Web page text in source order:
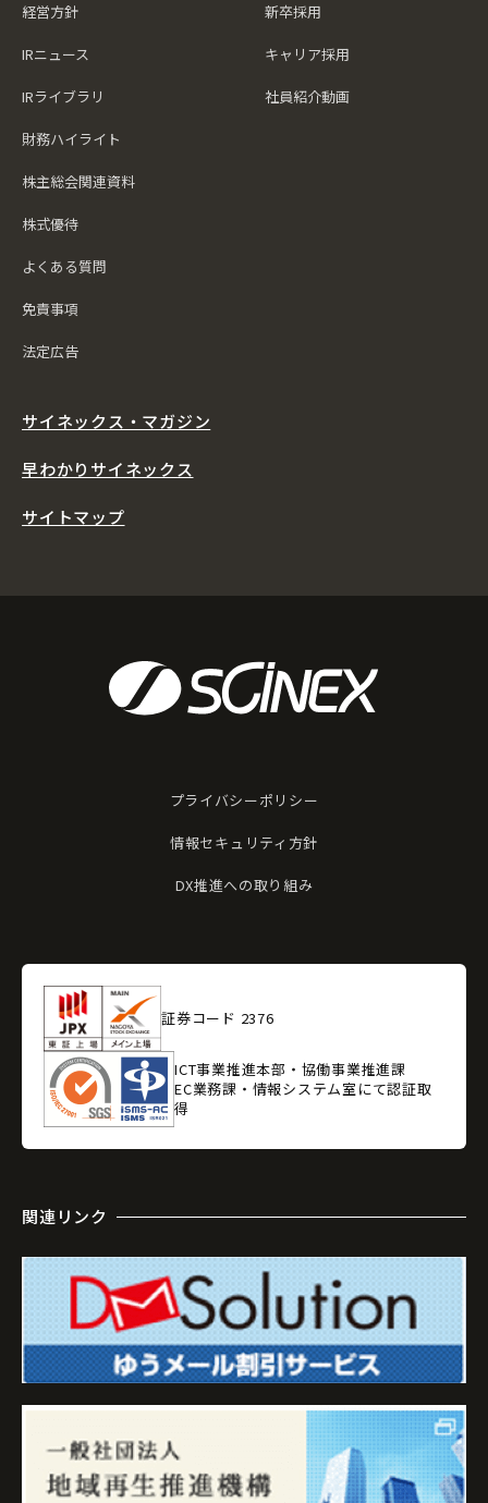
経営方針
IRニュース
IRライブラリ
財務ハイライト
株主総会関連資料
株式優待
よくある質問
免責事項
法定広告
新卒採用
キャリア採用
社員紹介動画
サイネックス・マガジン
早わかりサイネックス
サイトマップ
プライバシーポリシー
情報セキュリティ方針
DX推進への取り組み
証券コード 2376
ICT事業推進本部・協働事業推進課
EC業務課・情報システム室にて認証取
得
関連リンク